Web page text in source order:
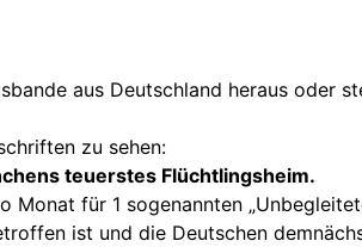
aus Deutschland heraus oder
zu sehen:
teuerstes Flüchtlingsheim.
für 1 sogenannten
ist und die Deutschen